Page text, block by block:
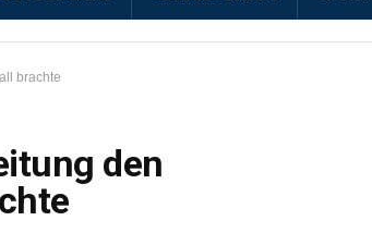
brachte
den